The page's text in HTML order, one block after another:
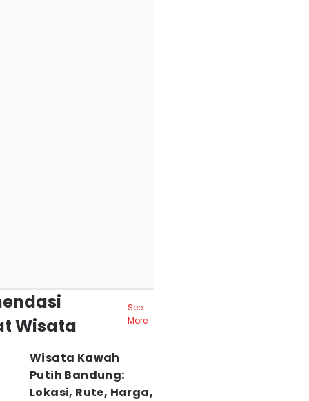
Wisata
See
More
Wisata Kawah
Putih Bandung:
Lokasi, Rute, Harga,